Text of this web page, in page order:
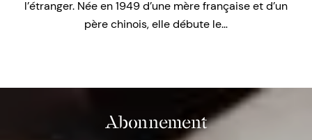
l’étranger. Née en 1949 d’une mère française et d’un
père chinois, elle débute le…
Abonnement